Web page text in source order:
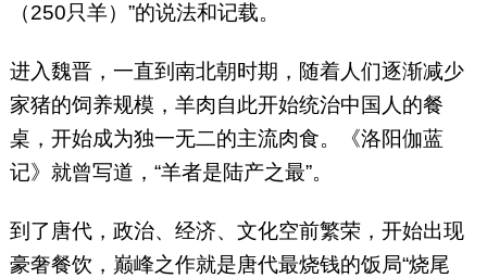
（250只羊）”的说法和记载。
进入魏晋，一直到南北朝时期，随着人们逐渐减少
家猪的饲养规模，羊肉自此开始统治中国人的餐
桌，开始成为独一无二的主流肉食。《洛阳伽蓝
记》就曾写道，“羊者是陆产之最”。
到了唐代，政治、经济、文化空前繁荣，开始出现
豪奢餐饮，巅峰之作就是唐代最烧钱的饭局“烧尾